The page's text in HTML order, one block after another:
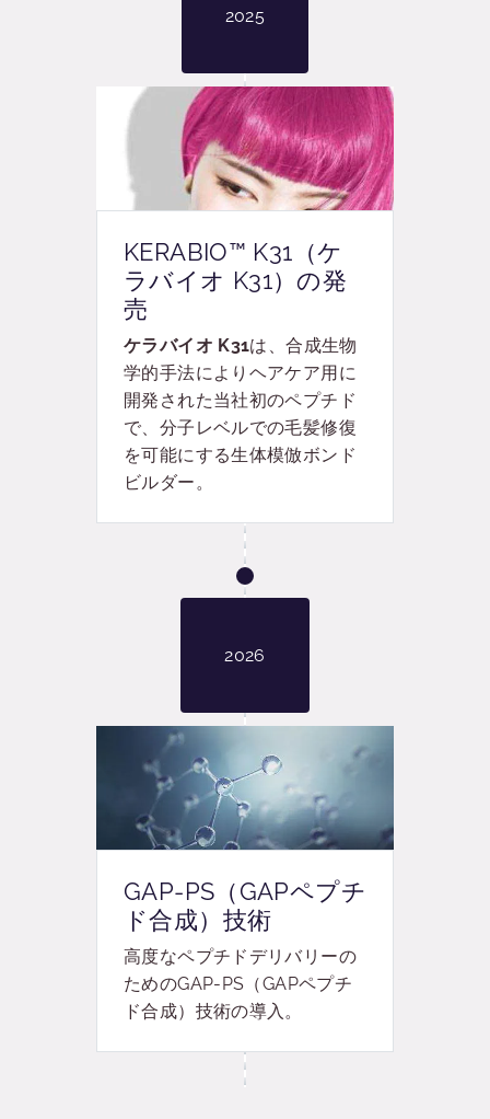
KERABIO™ K31（ケ
ラバイオ K31）の発
売
ケラバイオ K31は、合成生物
学的手法によりヘアケア用に
開発された当社初のペプチド
で、分子レベルでの毛髪修復
を可能にする生体模倣ボンド
ビルダー。
2025
GAP-PS（GAPペプチ
ド合成）技術
高度なペプチドデリバリーの
ためのGAP-PS（GAPペプチ
ド合成）技術の導入。
2026